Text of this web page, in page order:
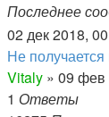
Последнее
02 дек 2018,
Не
Vitaly » 09 фев
1 Ответы